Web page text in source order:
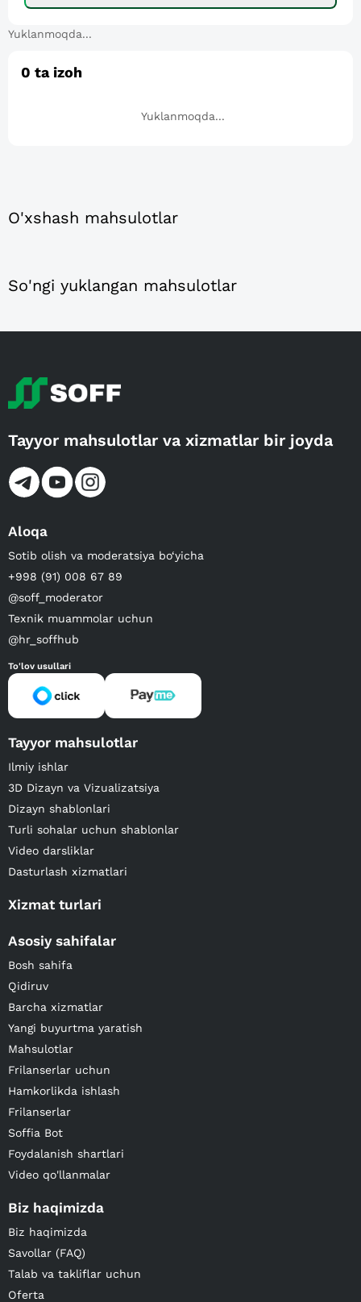
Yuklanmoqda...
0 ta izoh
Yuklanmoqda...
O'xshash mahsulotlar
So'ngi yuklangan mahsulotlar
Tayyor mahsulotlar va xizmatlar bir joyda
Aloqa
Sotib olish va moderatsiya bo‘yicha
+998 (91) 008 67 89
@soff_moderator
Texnik muammolar uchun
@hr_soffhub
To'lov usullari
Tayyor mahsulotlar
Ilmiy ishlar
3D Dizayn va Vizualizatsiya
Dizayn shablonlari
Turli sohalar uchun shablonlar
Video darsliklar
Dasturlash xizmatlari
Xizmat turlari
Asosiy sahifalar
Bosh sahifa
Qidiruv
Barcha xizmatlar
Yangi buyurtma yaratish
Mahsulotlar
Frilanserlar uchun
Hamkorlikda ishlash
Frilanserlar
Soffia Bot
Foydalanish shartlari
Video qo'llanmalar
Biz haqimizda
Biz haqimizda
Savollar (FAQ)
Talab va takliflar uchun
Oferta